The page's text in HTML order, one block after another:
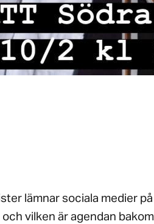
lämnar sociala medier
vilken är agendan